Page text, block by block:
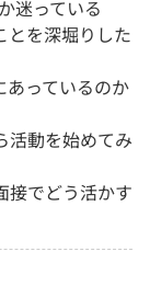
迷っている
とを深堀りした
あっているのか
活動を始めてみ
接でどう活かす